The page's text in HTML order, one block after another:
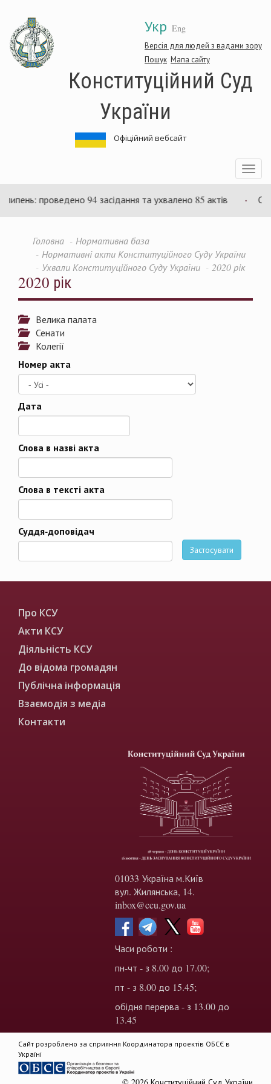
основного
матеріалу
Укр Eng
Версія для людей з вадами зору
Пошук Мапа сайту
Конституційний Суд
України
Офіційний вебсайт
Toggle
проведено 94 засідання та ухвалено 85 актів
Головна
Нормативна база
Нормативні акти Конституційного Суду України
Ухвали Конституційного Суду України
2020 рік
2020 рік
Велика палата
Сенати
Колегії
Номер акта
Дата
Дата
Слова в назві акта
Слова в тексті акта
Суддя-доповідач
Застосувати
Про КСУ
Акти КСУ
Діяльність КСУ
До відома громадян
Публічна інформація
Взаємодія з медіа
Контакти
01033 Україна м.Київ
вул. Жилянська, 14.
inbox@ccu.gov.ua
Часи роботи :
пн-чт - з 8.00 до 17.00;
пт - з 8.00 до 15.45;
обідня перерва - з 13.00 до
13.45
Сайт розроблено за сприяння Координатора проектів ОБСЄ в
Україні
© 2026 Конституційний Суд України